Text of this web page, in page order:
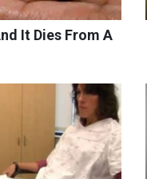
It Dies From A